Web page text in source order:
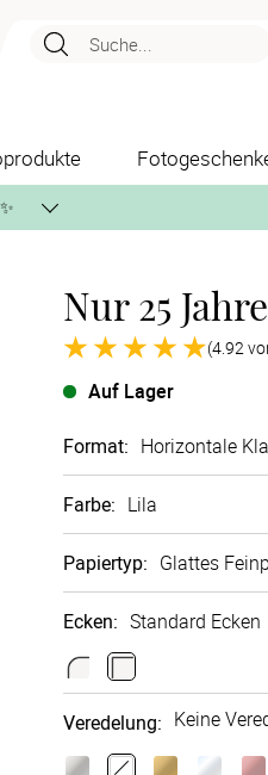
Suche...
per Post zusenden.
Nur 25 Jahre
(4.92
Auf Lager
Format: Ho­ri­zon­tale
Ho­ri­zon­
tale
Klappkarte
210x100
Farbe: Lila
Papiertyp:
Glattes
300g/m²
Bütten­
struktur
250g/m²
Ecken: Standard Ecken
Veredelung: Keine